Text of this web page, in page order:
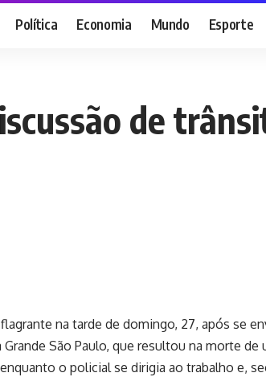
Política Economia Mundo Esporte
de
na tarde de domingo, 27, após se
São Paulo, que resultou na morte de
o policial se dirigia ao trabalho e,